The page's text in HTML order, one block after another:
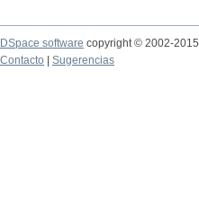
DSpace software copyright © 2002-2015
Contacto
Sugerencias